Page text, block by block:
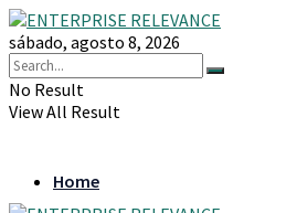
sábado, agosto 8, 2026
No Result
View All Result
Home